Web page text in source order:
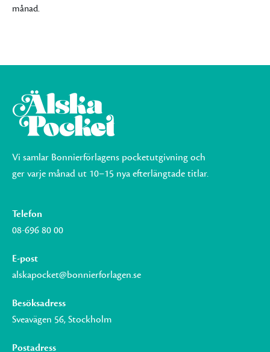
månad.
Vi samlar Bonnierförlagens pocketutgivning och
ger varje månad ut 10–15 nya efterlängtade titlar.
Telefon
08-696 80 00
E-post
alskapocket@bonnierforlagen.se
Besöksadress
Sveavägen 56, Stockholm
Postadress